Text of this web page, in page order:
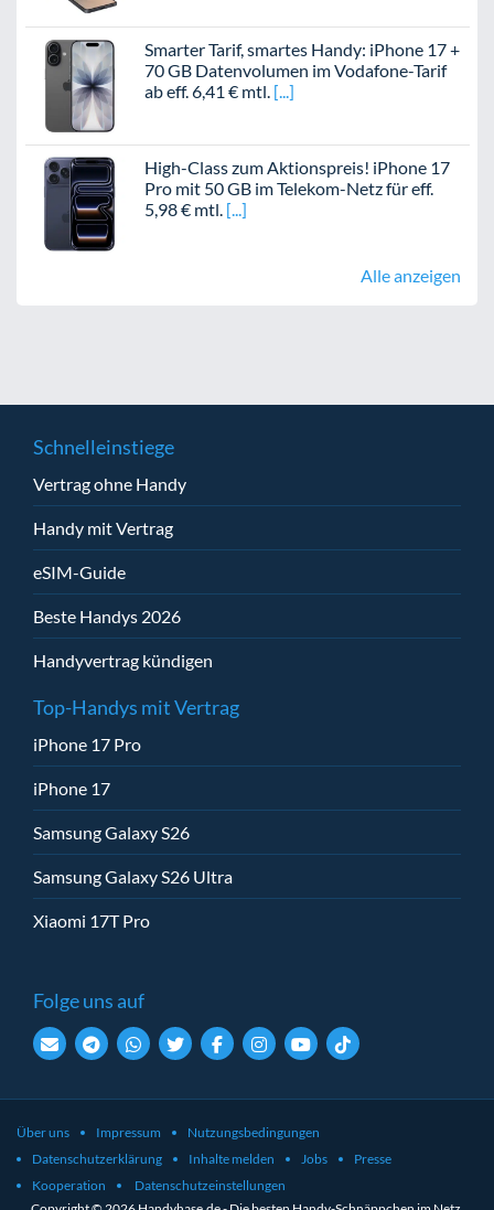
Smarter Tarif, smartes Handy: iPhone 17 +
70 GB Datenvolumen im Vodafone-Tarif
ab eff. 6,41 € mtl.
High-Class zum Aktionspreis! iPhone 17
Pro mit 50 GB im Telekom-Netz für eff.
5,98 € mtl.
Alle anzeigen
Schnelleinstiege
Vertrag ohne Handy
Handy mit Vertrag
eSIM-Guide
Beste Handys 2026
Handyvertrag kündigen
Top-Handys mit Vertrag
iPhone 17 Pro
iPhone 17
Samsung Galaxy S26
Samsung Galaxy S26 Ultra
Xiaomi 17T Pro
Folge uns auf
Über uns Impressum
Nutzungsbedingungen
Datenschutzerklärung
Inhalte melden Jobs
Presse
Kooperation
Datenschutzeinstellungen